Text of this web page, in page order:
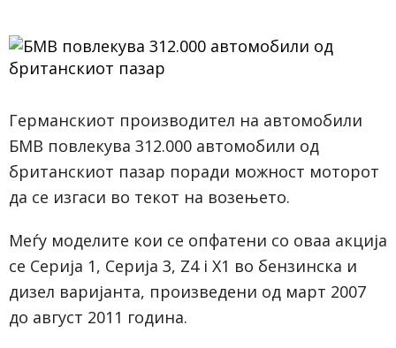
Германскиот производител на автомобили
БМВ повлекува 312.000 автомобили од
британскиот пазар поради можност моторот
да се изгаси во текот на возењето.
Меѓу моделите кои се опфатени со оваа акција
се Серија 1, Серија 3, Z4 i X1 во бензинска и
дизел варијанта, произведени од март 2007
до август 2011 година.